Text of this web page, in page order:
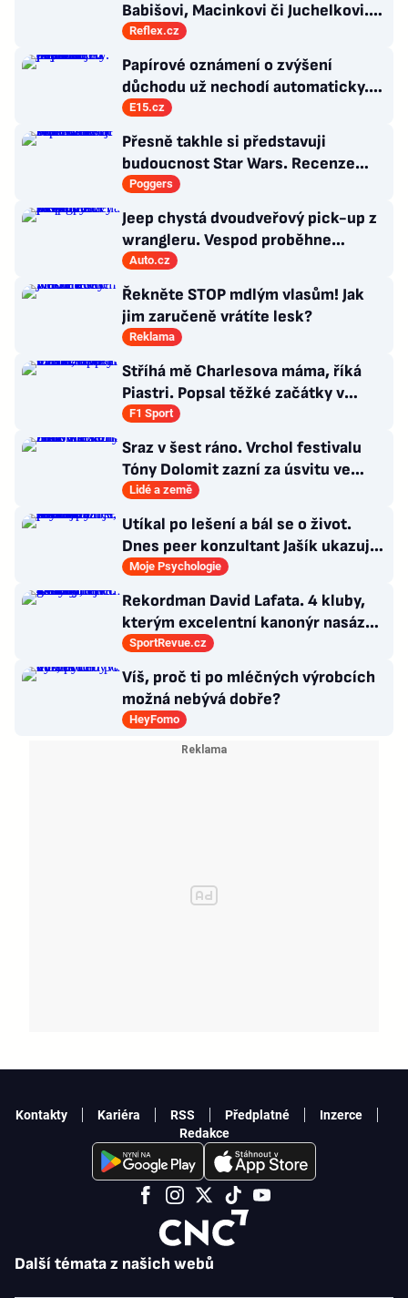
Babišovi, Macinkovi či Juchelkovi.
Přestaňte útočit, jste jen správci
Reflex.cz
Papírové oznámení o zvýšení
důchodu už nechodí automaticky.
Stačí ale požádat jen jednou
E15.cz
Přesně takhle si představuji
budoucnost Star Wars. Recenze
Star Wars: The Ninth Jedi
Poggers
Jeep chystá dvoudveřový pick-up z
wrangleru. Vespod proběhne
zásadní změna
Auto.cz
Řekněte STOP mdlým vlasům! Jak
jim zaručeně vrátíte lesk?
Reklama
Stříhá mě Charlesova máma, říká
Piastri. Popsal těžké začátky v
motorsportu
F1 Sport
Sraz v šest ráno. Vrchol festivalu
Tóny Dolomit zazní za úsvitu ve
3000 metrech
Lidé a země
Utíkal po lešení a bál se o život.
Dnes peer konzultant Jašík ukazuje,
že cesta z psychózy existuje
Moje Psychologie
Rekordman David Lafata. 4 kluby,
kterým excelentní kanonýr nasázel
během kariéry nejvíc gólů
SportRevue.cz
Víš, proč ti po mléčných výrobcích
možná nebývá dobře?
HeyFomo
Další témata z našich webů
Kontakty Kariéra RSS Předplatné
Inzerce
Redakce